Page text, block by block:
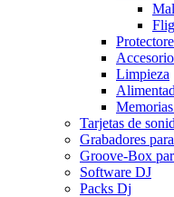
Limpieza
Tarjetas de
Grabadores
Groove-Box
Software DJ
Packs Dj